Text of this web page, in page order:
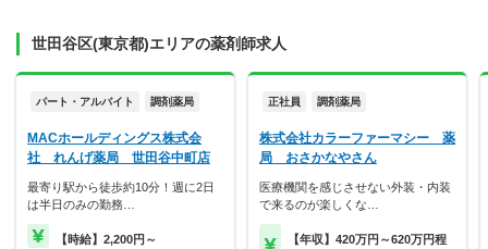
世田谷区(東京都)エリアの薬剤師求人
パート・アルバイト 調剤薬局
MACホールディングス株式会
社 れんげ薬局 世田谷中町店
最寄り駅から徒歩約10分！週に2日
は半日のみの勤務…
【時給】2,200円～
正社員 調剤薬局
株式会社カラーファーマシー 薬
局 おさかなやさん
医療機関を感じさせない外装・内装
で来るのが楽しくな…
【年収】420万円～620万円程